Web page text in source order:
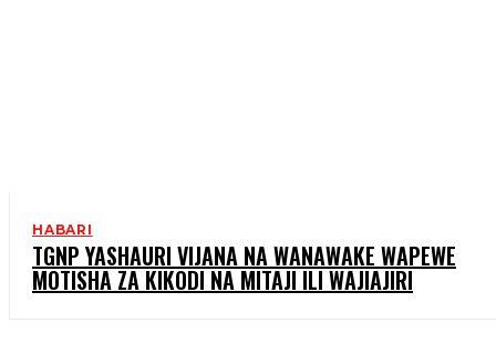
HABARI
TGNP YASHAURI VIJANA NA WANAWAKE WAPEWE
MOTISHA ZA KIKODI NA MITAJI ILI WAJIAJIRI